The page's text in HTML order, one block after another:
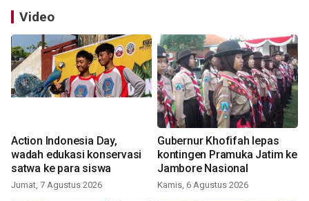
Video
Action Indonesia Day,
wadah edukasi konservasi
satwa ke para siswa
Jumat, 7 Agustus 2026
Gubernur Khofifah lepas
kontingen Pramuka Jatim ke
Jambore Nasional
Kamis, 6 Agustus 2026